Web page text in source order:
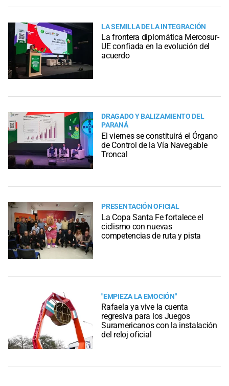
LA SEMILLA DE LA INTEGRACIÓN
La frontera diplomática Mercosur-
UE confiada en la evolución del
acuerdo
DRAGADO Y BALIZAMIENTO DEL
PARANÁ
El viernes se constituirá el Órgano
de Control de la Vía Navegable
Troncal
PRESENTACIÓN OFICIAL
La Copa Santa Fe fortalece el
ciclismo con nuevas
competencias de ruta y pista
"EMPIEZA LA EMOCIÓN"
Rafaela ya vive la cuenta
regresiva para los Juegos
Suramericanos con la instalación
del reloj oficial